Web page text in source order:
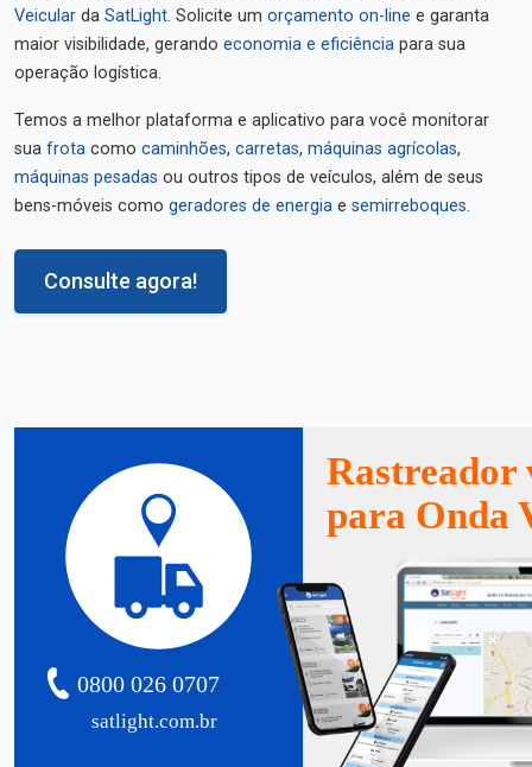
Veicular da SatLight. Solicite um orçamento on-line e garanta
maior visibilidade, gerando economia e eficiência para sua
operação logística.
Temos a melhor plataforma e aplicativo para você monitorar
sua frota como caminhões, carretas, máquinas agrícolas,
máquinas pesadas ou outros tipos de veículos, além de seus
bens-móveis como geradores de energia e semirreboques.
Consulte agora!
satlight.com.br
0800 026 0707
Rastreador
para Onda